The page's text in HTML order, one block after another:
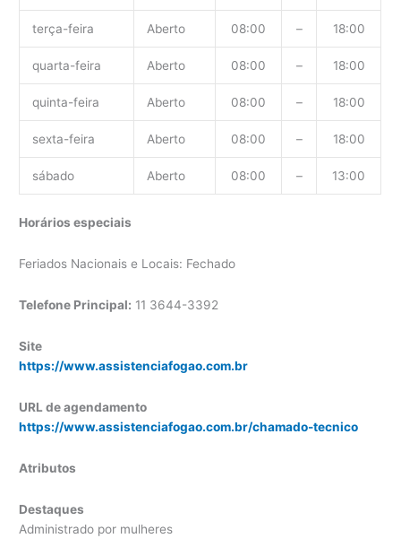
terça-feira Aberto 08:00 – 18:00
quarta-feira Aberto 08:00 – 18:00
quinta-feira Aberto 08:00 – 18:00
sexta-feira Aberto 08:00 – 18:00
sábado Aberto 08:00 – 13:00
Horários especiais
Feriados Nacionais e Locais: Fechado
Telefone Principal: 11 3644-3392
Site
https://www.assistenciafogao.com.br
URL de agendamento
https://www.assistenciafogao.com.br/chamado-tecnico
Atributos
Destaques
Administrado por mulheres